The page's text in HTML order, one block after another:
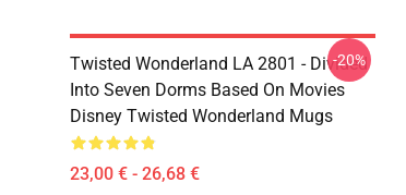
Twisted Wonderland LA 2801 - Divided
Into Seven Dorms Based On Movies
Disney Twisted Wonderland Mugs
23,00 € - 26,68 €
-20%